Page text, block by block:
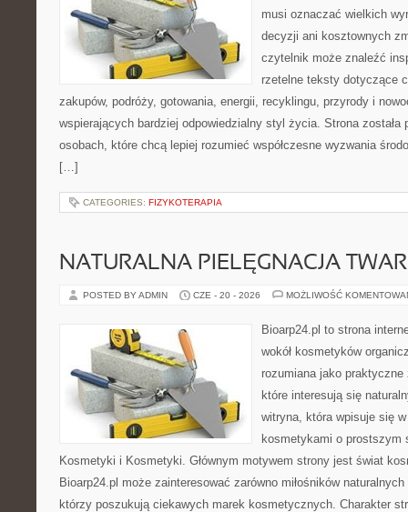
musi oznaczać wielkich
decyzji ani kosztownych
czytelnik może znaleźć
rzetelne teksty dotyczące
zakupów, podróży, gotowania, energii, recyklingu, przyrody i
wspierających bardziej odpowiedzialny styl życia. Strona została
osobach, które chcą lepiej rozumieć współczesne wyzwania
[…]
CATEGORIES: FIZYKOTERAPIA
NATURALNA PIELĘGNACJA
POSTED BY ADMIN CZE - 20 - 2026 MOŻLIWOŚĆ
Bioarp24.pl to strona
wokół kosmetyków
rozumiana jako praktyczne
które interesują się
witryna, która wpisuje się
kosmetykami o prostszym
Kosmetyki i Kosmetyki. Głównym motywem strony jest świat
Bioarp24.pl może zainteresować zarówno miłośników
którzy poszukują ciekawych marek kosmetycznych. Charakter